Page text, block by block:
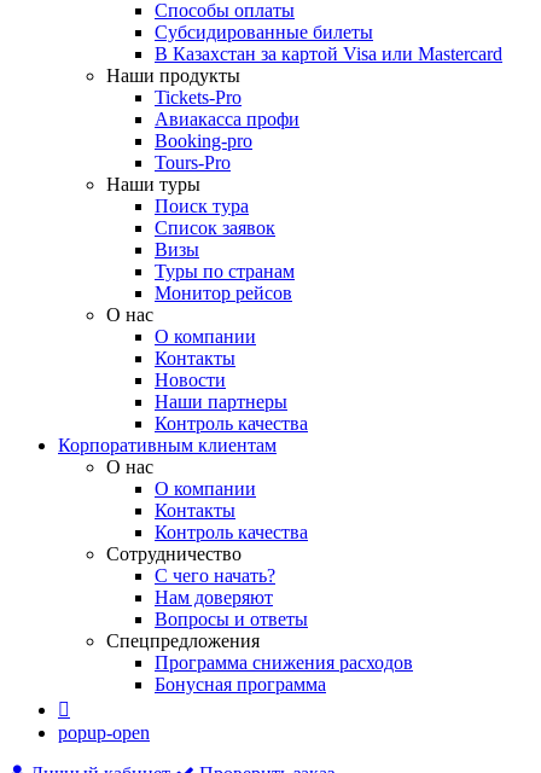
Способы оплаты
Субсидированные билеты
В Казахстан за картой Visa или Masterсard
Наши продукты
Tickets-Pro
Авиакасса профи
Booking-pro
Tours-Pro
Наши туры
Поиск тура
Список заявок
Визы
Туры по странам
Монитор рейсов
О нас
О компании
Контакты
Новости
Наши партнеры
Контроль качества
Корпоративным клиентам
О нас
О компании
Контакты
Контроль качества
Сотрудничество
С чего начать?
Нам доверяют
Вопросы и ответы
Спецпредложения
Программа снижения расходов
Бонусная программа

popup-open